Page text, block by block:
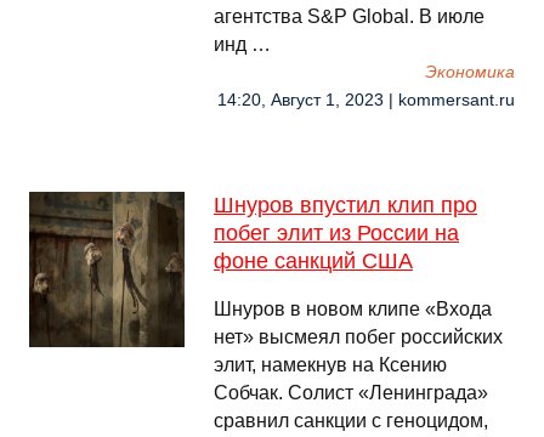
агентства S&P Global. В июле
инд …
Экономика
14:20, Август 1, 2023 | kommersant.ru
Шнуров впустил клип про
побег элит из России на
фоне санкций США
Шнуров в новом клипе «Входа
нет» высмеял побег российских
элит, намекнув на Ксению
Собчак. Солист «Ленинграда»
сравнил санкции с геноцидом,